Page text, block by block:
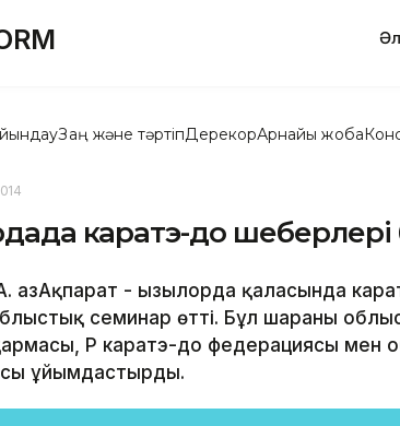
Заң және тәртіпДерекқорАрнайы жоба
каратэ-до шеберлері
ҚазАқпарат - Қызылорда қаласында
семинар өтті. Бұл шараны
ҚР каратэ-до федерациясы мен
ұйымдастырды.